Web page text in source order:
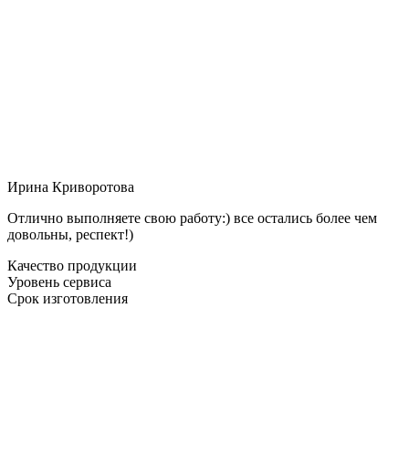
Ирина Криворотова
Отлично выполняете свою работу:) все остались более чем
довольны, респект!)
Качество продукции
Уровень сервиса
Срок изготовления